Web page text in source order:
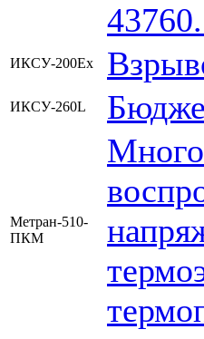
ИКСУ-200Ex
ИКСУ-260L
Метран-510-
ПКМ